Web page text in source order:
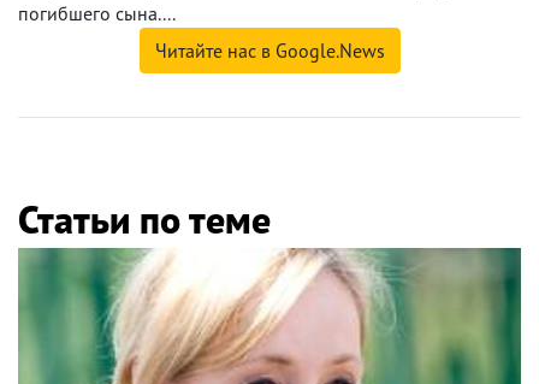
погибшего сына....
Читайте нас в Google.News
Статьи по теме